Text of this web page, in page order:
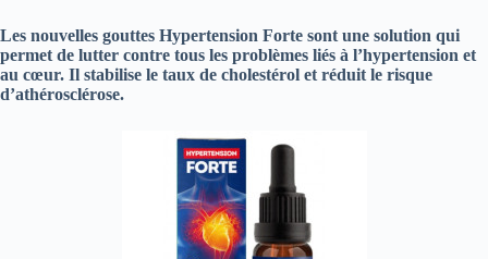
Les nouvelles gouttes Hypertension Forte sont une solution qui
permet de lutter contre tous les problèmes liés à l’hypertension et
au cœur. Il stabilise le taux de cholestérol et réduit le risque
d’athérosclérose.